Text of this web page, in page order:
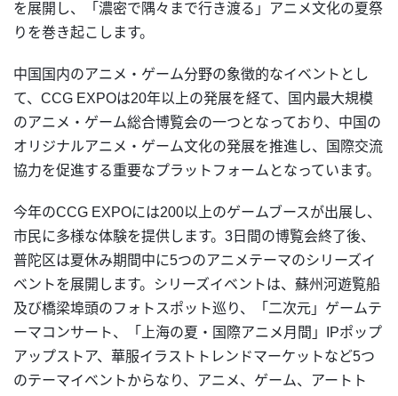
を展開し、「濃密で隅々まで行き渡る」アニメ文化の夏祭
りを巻き起こします。
中国国内のアニメ・ゲーム分野の象徴的なイベントとし
て、CCG EXPOは20年以上の発展を経て、国内最大規模
のアニメ・ゲーム総合博覧会の一つとなっており、中国の
オリジナルアニメ・ゲーム文化の発展を推進し、国際交流
協力を促進する重要なプラットフォームとなっています。
今年のCCG EXPOには200以上のゲームブースが出展し、
市民に多様な体験を提供します。3日間の博覧会終了後、
普陀区は夏休み期間中に5つのアニメテーマのシリーズイ
ベントを展開します。シリーズイベントは、蘇州河遊覧船
及び橋梁埠頭のフォトスポット巡り、「二次元」ゲームテ
ーマコンサート、「上海の夏・国際アニメ月間」IPポップ
アップストア、華服イラストトレンドマーケットなど5つ
のテーマイベントからなり、アニメ、ゲーム、アートト